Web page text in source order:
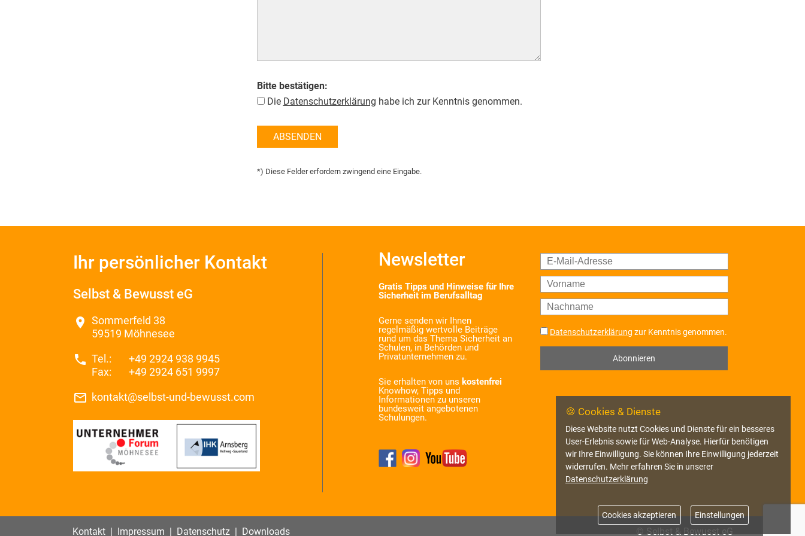
Bitte bestätigen:
Die Datenschutzerklärung habe ich zur Kenntnis genommen.
ABSENDEN
*) Diese Felder erfordern zwingend eine Eingabe.
Ihr persönlicher Kontakt
Selbst & Bewusst eG
place Sommerfeld 38
59519 Möhnesee
phone Tel.:
+49 2924 938 9945
Fax:
+49 2924 651 9997
mail_outline kontakt@selbst-und-bewusst.com
Newsletter
Gratis Tipps und Hinweise für Ihre
Sicherheit im Berufsalltag
Gerne senden wir Ihnen
regelmäßig wertvolle Beiträge
rund um das Thema Sicherheit an
Schulen, in Behörden und
Privatunternehmen zu.
Sie erhalten von uns kostenfrei
Knowhow, Tipps und
Informationen zu unseren
bundesweit angebotenen
Schulungen.
Datenschutzerklärung zur Kenntnis genommen.
Abonnieren
Kontakt| Impressum | Datenschutz| Downloads © Selbst & Bewusst eG
🍪 Cookies & Dienste
Diese Website nutzt Cookies und Dienste für ein besseres
User-Erlebnis sowie für Web-Analyse. Hierfür benötigen
wir Ihre Einwilligung. Sie können Ihre Einwilligung jederzeit
widerrufen. Mehr erfahren Sie in unserer
Datenschutzerklärung
Cookies akzeptieren Einstellungen